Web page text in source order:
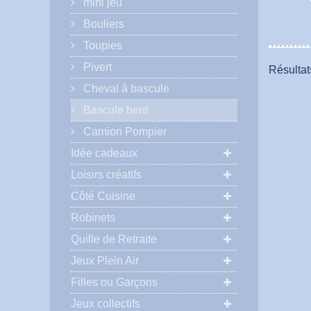
mini jeu
Bouliers
Toupies
Pivert
Cheval à bascule
Bascule bent
Camion Pompier
Idée cadeaux
Loisirs créatifs
Côté Cuisine
Robinets
Quille de Retraite
Jeux Plein Air
Filles ou Garçons
Jeux collectifs